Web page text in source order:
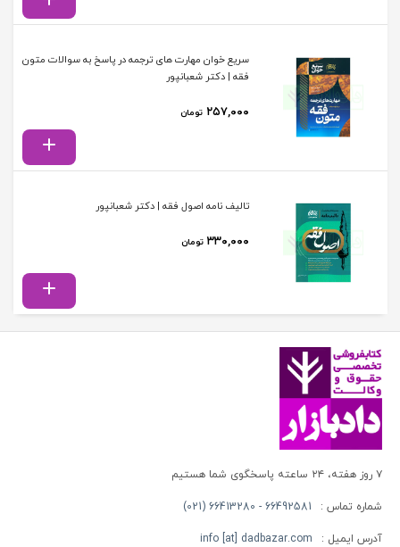
سریع خوان مهارت های ترجمه در پاسخ به سوالات متون
فقه | دکتر شعبانپور
۲۵۷,۰۰۰ تومان
تالیف نامه اصول فقه | دکتر شعبانپور
۳۳۰,۰۰۰ تومان
۷ روز هفته، ۲۴ ساعته پاسخگوی شما هستیم
شماره تماس : 66492581 - 66413280 (021)
آدرس ایمیل : info [at] dadbazar.com